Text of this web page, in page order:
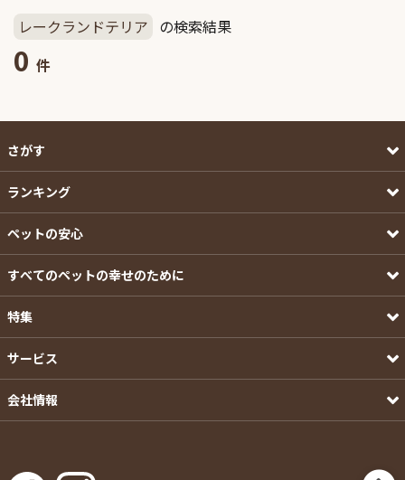
レークランドテリア の検索結果
0 件
さがす
ランキング
ペットの安心
すべてのペットの幸せのために
特集
サービス
会社情報